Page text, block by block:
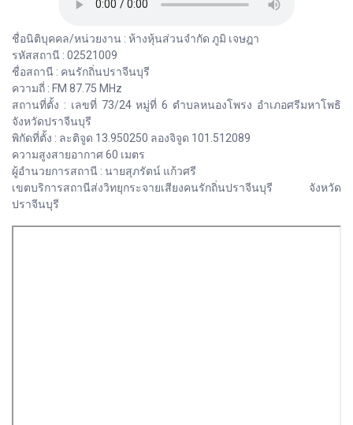
ชื่อนิติบุคคล/หน่วยงาน : ห้างหุ้นส่วนจำกัด ภูมิ เจษฎา
รหัสสถานี : 02521009
ชื่อสถานี : คนรักถิ่นปราจีนบุรี
ความถี่ : FM 87.75 MHz
สถานที่ตั้ง : เลขที่ 73/24 หมู่ที่ 6 ตำบลหนองโพรง อำเภอศรีมหาโพธิ
จังหวัดปราจีนบุรี
พิกัดที่ตั้ง : ละติจูด 13.950250 ลองจิจูด 101.512089
ความสูงสายอากาศ 60 เมตร
ผู้อำนวยการสถานี : นายสุภรัตน์ แก้วศรี
เขตบริการสถานีส่งวิทยุกระจายเสียงคนรักถิ่นปราจีนบุรี จังหวัด
ปราจีนบุรี